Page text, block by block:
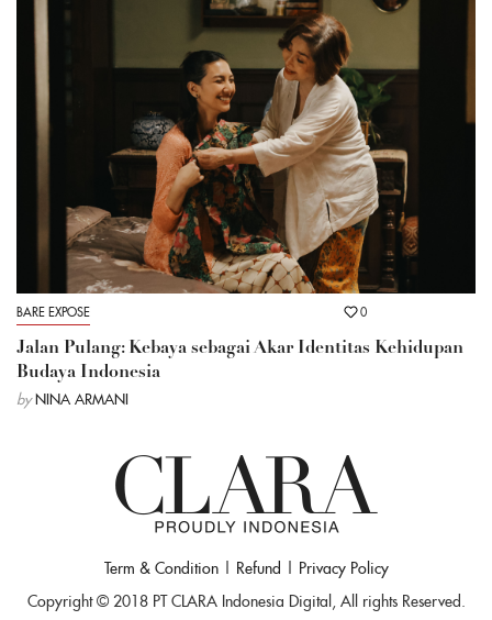
BARE EXPOSE 0
Jalan Pulang: Kebaya sebagai Akar Identitas Kehidupan
Budaya Indonesia
by NINA ARMANI
Term & Condition| Refund
Privacy Policy
Copyright © 2018 PT CLARA Indonesia Digital, All rights Reserved.